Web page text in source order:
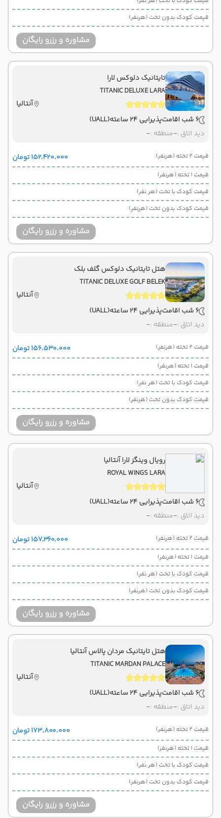
قیمت کودک بدون تخت (هرنفر)
مشاوره و رزرو رایگان
تایتانیک دلوکس لارا
TITANIC DELUXE LARA
آنتالیا
6 شب اقامت
پذیرایی 24 ساعته
(UALL)
دید اتاق :-منطقه :-
قیمت 2 تخته (هرنفر) ۱۵۲٬۴۲۰٬۰۰۰ تومان
قیمت 1 تخته (هرنفر)
قیمت کودک با تخت (هر نفر)
قیمت کودک بدون تخت (هرنفر)
مشاوره و رزرو رایگان
هتل تایتانیک دلوکس گلف بلک
TITANIC DELUXE GOLF BELEK
آنتالیا
6 شب اقامت
پذیرایی 24 ساعته
(UALL)
دید اتاق :-منطقه :-
قیمت 2 تخته (هرنفر) ۱۵۶٬۵۳۰٬۰۰۰ تومان
قیمت 1 تخته (هرنفر)
قیمت کودک با تخت (هر نفر)
قیمت کودک بدون تخت (هرنفر)
مشاوره و رزرو رایگان
رویال وینگز لارا آنتالیا
ROYAL WINGS LARA
آنتالیا
6 شب اقامت
پذیرایی 24 ساعته
(UALL)
دید اتاق :-منطقه :-
قیمت 2 تخته (هرنفر) ۱۵۷٬۳۶۰٬۰۰۰ تومان
قیمت 1 تخته (هرنفر)
قیمت کودک با تخت (هر نفر)
قیمت کودک بدون تخت (هرنفر)
مشاوره و رزرو رایگان
هتل تایتانیک مردان پالاس آنتالیا
TITANIC MARDAN PALACE
آنتالیا
6 شب اقامت
پذیرایی 24 ساعته
(UALL)
دید اتاق :-منطقه :-
قیمت 2 تخته (هرنفر) ۱۷۳٬۸۰۰٬۰۰۰ تومان
قیمت 1 تخته (هرنفر)
قیمت کودک با تخت (هر نفر)
قیمت کودک بدون تخت (هرنفر)
مشاوره و رزرو رایگان